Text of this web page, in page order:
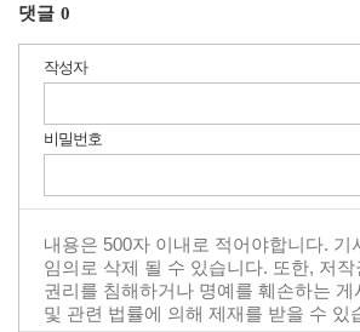
댓글 0
작성자
비밀번호